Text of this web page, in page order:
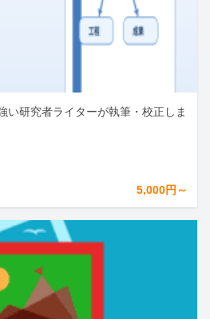
い研究者ライターが執筆・校正しま
5,000円～